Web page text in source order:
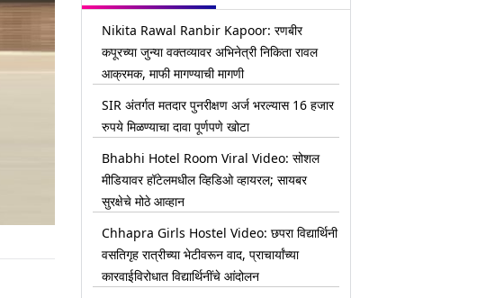
Nikita Rawal Ranbir Kapoor: रणबीर
कपूरच्या जुन्या वक्तव्यावर अभिनेत्री निकिता रावल
आक्रमक, माफी मागण्याची मागणी
SIR अंतर्गत मतदार पुनरीक्षण अर्ज भरल्यास 16 हजार
रुपये मिळण्याचा दावा पूर्णपणे खोटा
Bhabhi Hotel Room Viral Video: सोशल
मीडियावर हॉटेलमधील व्हिडिओ व्हायरल; सायबर
सुरक्षेचे मोठे आव्हान
Chhapra Girls Hostel Video: छपरा विद्यार्थिनी
वसतिगृह रात्रीच्या भेटीवरून वाद, प्राचार्यांच्या
कारवाईविरोधात विद्यार्थिनींचे आंदोलन